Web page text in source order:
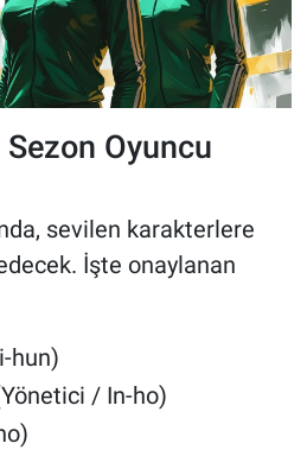
Oyuncu
sevilen karakterlere
İşte onaylanan
hun)
/ In-ho)